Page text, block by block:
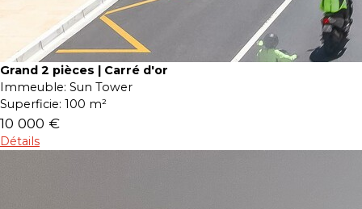
Grand 2 pièces | Carré d'or
Immeuble: Sun Tower
Superficie: 100 m²
10 000 €
Détails